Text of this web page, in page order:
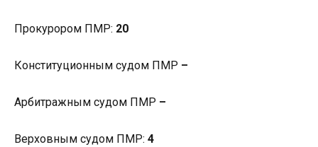
Прокурором ПМР: 20
Конституционным судом ПМР –
Арбитражным судом ПМР –
Верховным судом ПМР: 4